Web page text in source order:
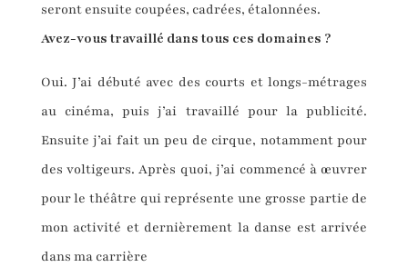
seront ensuite coupées, cadrées, étalonnées.
Avez-vous travaillé dans tous ces domaines ?
Oui. J’ai débuté avec des courts et longs-métrages
au cinéma, puis j’ai travaillé pour la publicité.
Ensuite j’ai fait un peu de cirque, notamment pour
des voltigeurs. Après quoi, j’ai commencé à œuvrer
pour le théâtre qui représente une grosse partie de
mon activité et dernièrement la danse est arrivée
dans ma carrière